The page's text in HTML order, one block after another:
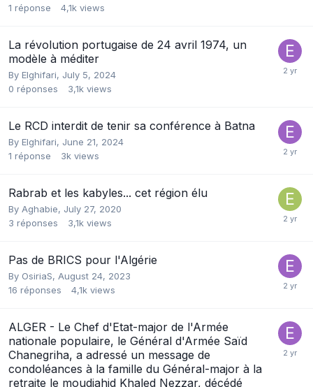
1 réponse 4,1k views
La révolution portugaise de 24 avril 1974, un
modèle à méditer
By Elghifari, July 5, 2024
0 réponses 3,1k views
Le RCD interdit de tenir sa conférence à Batna
By Elghifari, June 21, 2024
1 réponse 3k views
Rabrab et les kabyles... cet région élu
By Aghabie, July 27, 2020
3 réponses 3,1k views
Pas de BRICS pour l'Algérie
By OsiriaS, August 24, 2023
16 réponses 4,1k views
ALGER - Le Chef d'Etat-major de l'Armée
nationale populaire, le Général d'Armée Saïd
Chanegriha, a adressé un message de
condoléances à la famille du Général-major à la
retraite le moudjahid Khaled Nezzar, décédé